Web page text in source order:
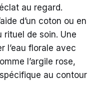
au regard.
d’un coton ou en
rituel de soin. Une
l’eau florale avec
l’argile rose,
au contour